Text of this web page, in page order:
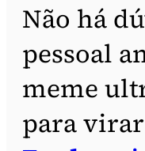
Não há
pessoal
meme
para virar